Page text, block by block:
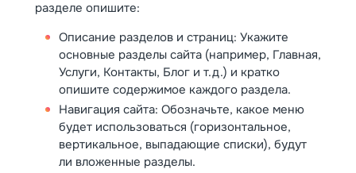
разделе опишите:
Описание разделов и страниц: Укажите
основные разделы сайта (например, Главная,
Услуги, Контакты, Блог и т.д.) и кратко
опишите содержимое каждого раздела.
Навигация сайта: Обозначьте, какое меню
будет использоваться (горизонтальное,
вертикальное, выпадающие списки), будут
ли вложенные разделы.